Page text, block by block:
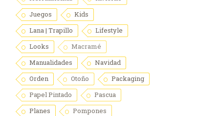
Juegos
Kids
Lana | Trapillo
Lifestyle
Looks
Macramé
Manualidades
Navidad
Orden
Otoño
Packaging
Papel Pintado
Pascua
Planes
Pompones